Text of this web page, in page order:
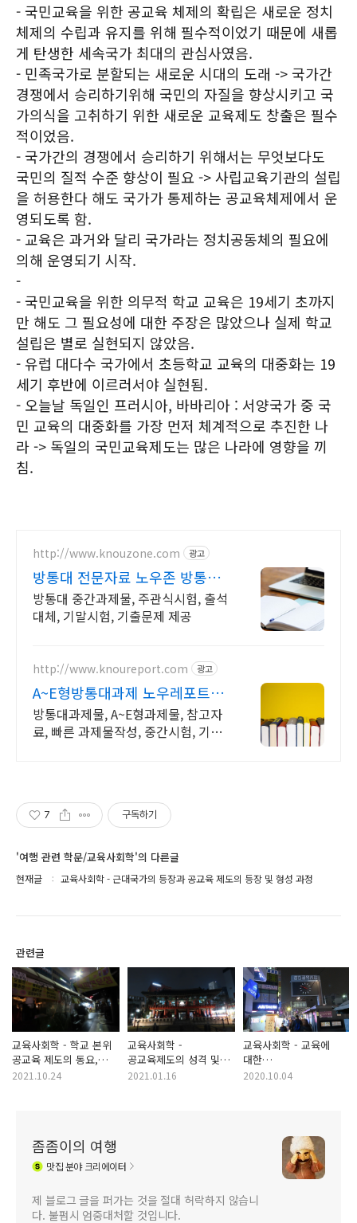
- 국민교육을 위한 공교육 체제의 확립은 새로운 정치
체제의 수립과 유지를 위해 필수적이었기 때문에 새롭
게 탄생한 세속국가 최대의 관심사였음.
- 민족국가로 분할되는 새로운 시대의 도래 -> 국가간
경쟁에서 승리하기위해 국민의 자질을 향상시키고 국
가의식을 고취하기 위한 새로운 교육제도 창출은 필수
적이었음.
- 국가간의 경쟁에서 승리하기 위해서는 무엇보다도
국민의 질적 수준 향상이 필요 -> 사립교육기관의 설립
을 허용한다 해도 국가가 통제하는 공교육체제에서 운
영되도록 함.
- 교육은 과거와 달리 국가라는 정치공동체의 필요에
의해 운영되기 시작.
-
- 국민교육을 위한 의무적 학교 교육은 19세기 초까지
만 해도 그 필요성에 대한 주장은 많았으나 실제 학교
설립은 별로 실현되지 않았음.
- 유럽 대다수 국가에서 초등학교 교육의 대중화는 19
세기 후반에 이르러서야 실현됨.
- 오늘날 독일인 프러시아, 바바리아 : 서양국가 중 국
민 교육의 대중화를 가장 먼저 체계적으로 추진한 나
라 -> 독일의 국민교육제도는 많은 나라에 영향을 끼
침.
http://www.knouzone.com 광고
방통대 전문자료 노우존 방통대
자료포털 NO.1
방통대 중간과제물, 주관식시험, 출석
대체, 기말시험, 기출문제 제공
http://www.knoureport.com 광고
A~E형방통대과제 노우레포트
방송통신대학교 지식마켓
방통대과제물, A~E형과제물, 참고자
료, 빠른 과제물작성, 중간시험, 기말
7 구독하기
'여행 관련 학문/교육사회학'의 다른글
현재글 교육사회학 - 근대국가의 등장과 공교육 제도의 등장 및 형성 과정
관련글
교육사회학 - 학교 본위
공교육 제도의 동요,
대안학교, 재택학교교육
2021.10.24
교육사회학 -
공교육제도의 성격 및
목표, 특징
2021.01.16
교육사회학 - 교육에
대한
상호작용이론에서의
2020.10.04
좀좀이의 여행
맛집분야 크리에이터
제 블로그 글을 퍼가는 것을 절대 허락하지 않습니
다. 불펌시 엄중대처할 것입니다.